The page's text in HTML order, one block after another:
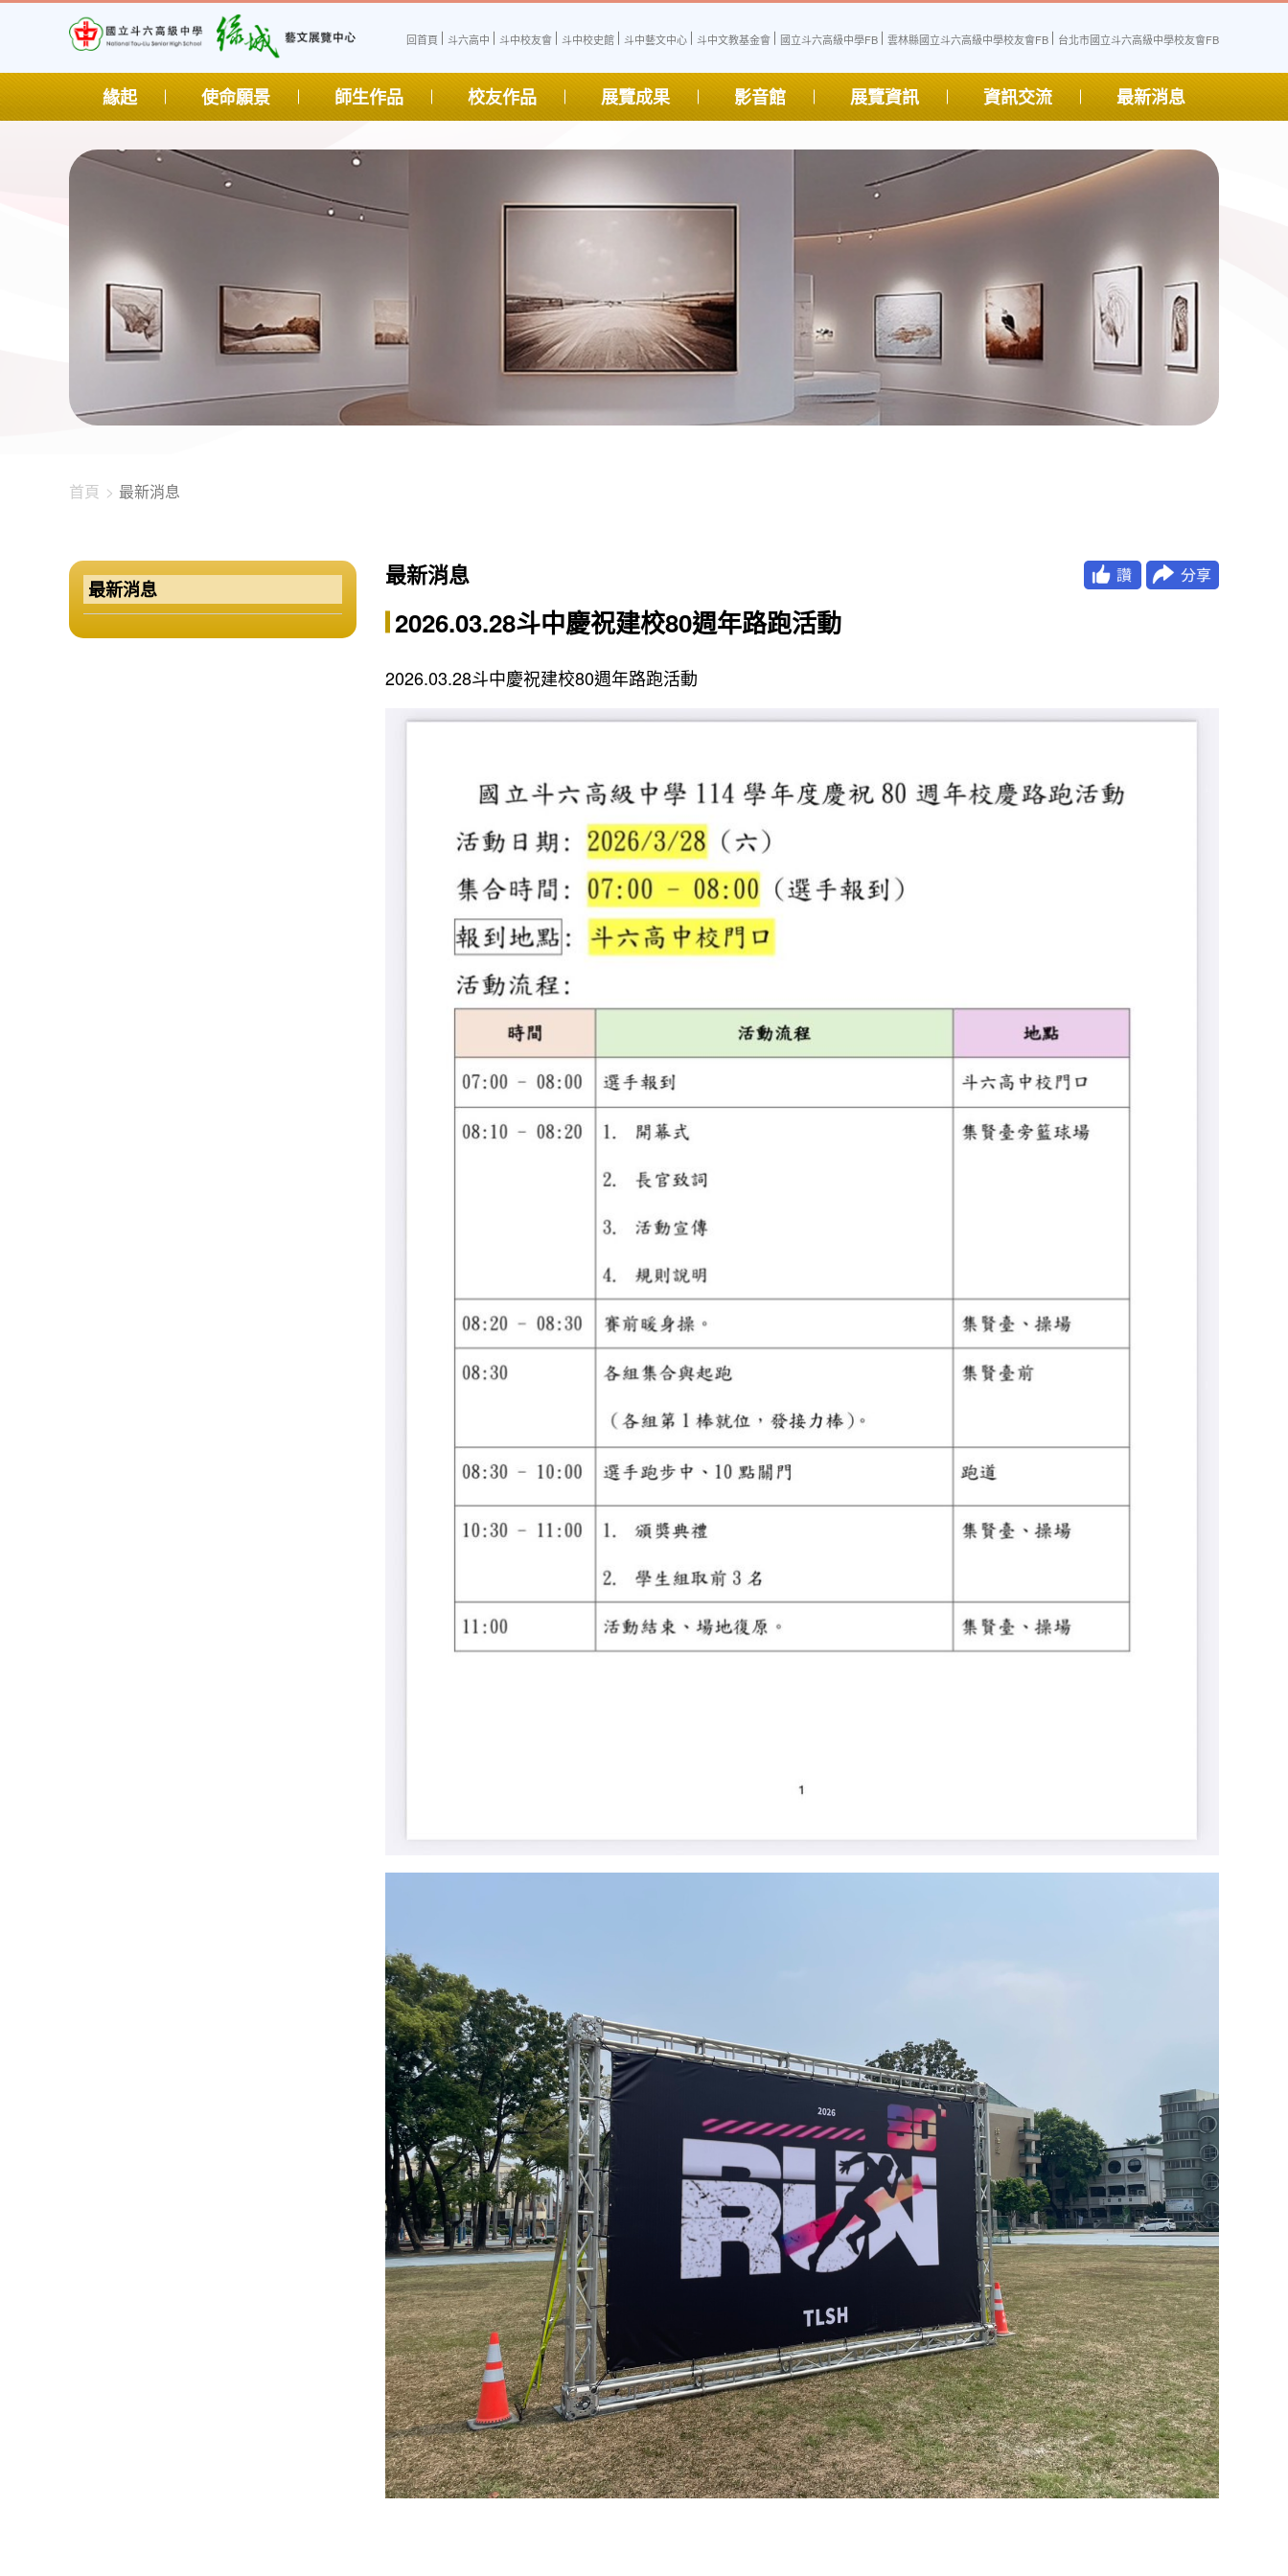
1344-2905
回首頁 斗六高中 斗中校友會 斗中校史館 斗中藝文中心 斗中文教基金會 國立斗六高級中學FB 雲林縣國立斗六高級中學校友會FB 台北市國立斗六高級中學校友會FB
緣起 使命願景 師生作品 校友作品 展覽成果 影音館 展覽資訊 資訊交流 最新消息
首頁 最新消息
最新消息 最新消息
2026.03.28斗中慶祝建校80週年路跑活動
2026.03.28斗中慶祝建校80週年路跑活動